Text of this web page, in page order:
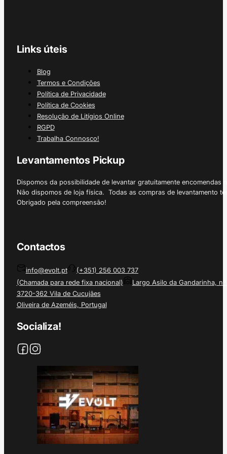
Links úteis
Blog
Termos e Condições
Política de Privacidade
Política de Cookies
Resolução de Litígios Online
RGPD
Trabalha Connosco!
Levantamentos Pickup
Dispomos da possibilidade de levantar gratuitamente
Não dispomos de loja física. Todas as compras de levantamento
Obrigado pela compreensão!
Contactos
info@evolt.pt
(+351) 256 003 737
(Chamada para rede fixa nacional)
Largo Asilo da Gandarinha, nº
3720-362 Vila de Cucujães
Oliveira de Azeméis, Portugal
Socializa!